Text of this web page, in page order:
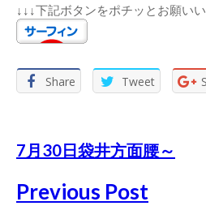
↓↓↓下記ボタンをポチッとお願いい
Share Tweet
7月30日袋井方面腰～
Previous Post